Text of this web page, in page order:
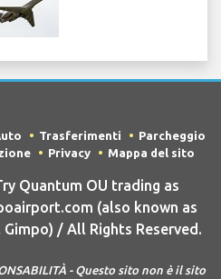
Trasferimenti
Parcheggio
Privacy Mappa del sito
Quantum OU trading as
(also known as
/ All Rights Reserved.
- Questo sito non è il sito